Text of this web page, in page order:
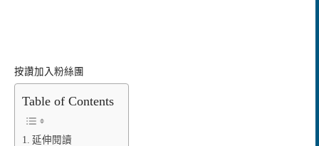
按讚加入粉絲團
Table of Contents
延伸閱讀